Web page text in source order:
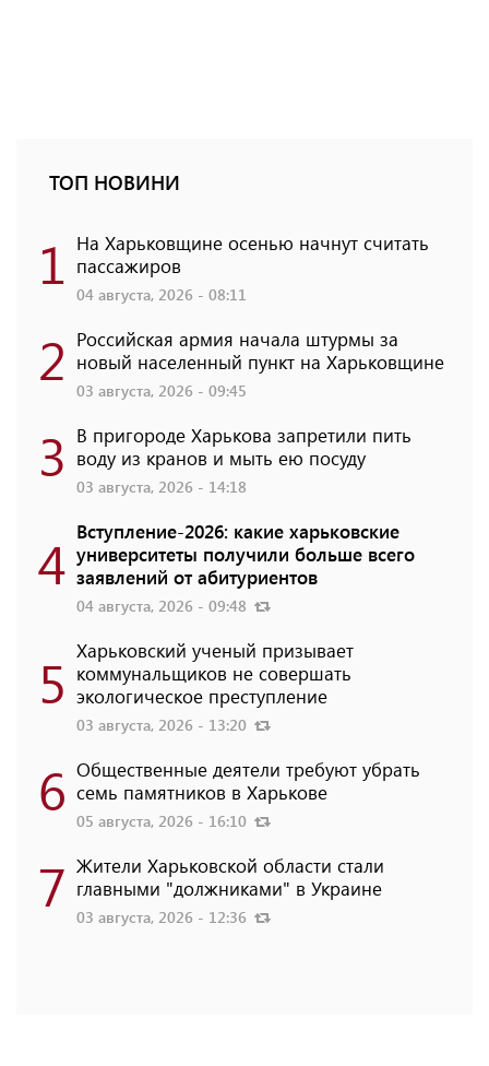
ТОП НОВИНИ
1 На Харьковщине осенью начнут считать
пассажиров
04 августа, 2026 - 08:11
2 Российская армия начала штурмы за
новый населенный пункт на Харьковщине
03 августа, 2026 - 09:45
3 В пригороде Харькова запретили пить
воду из кранов и мыть ею посуду
03 августа, 2026 - 14:18
4 Вступление-2026: какие харьковские
университеты получили больше всего
заявлений от абитуриентов
04 августа, 2026 - 09:48
5 Харьковский ученый призывает
коммунальщиков не совершать
экологическое преступление
03 августа, 2026 - 13:20
6 Общественные деятели требуют убрать
семь памятников в Харькове
05 августа, 2026 - 16:10
7 Жители Харьковской области стали
главными "должниками" в Украине
03 августа, 2026 - 12:36